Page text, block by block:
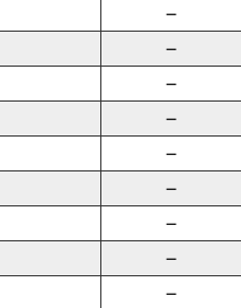
－
－
－
－
－
－
－
－
－